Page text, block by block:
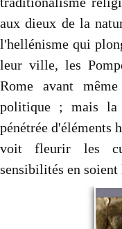
aux dieux de la
l'hellénisme qui
leur ville, les
Rome avant
politique ; mais la
pénétrée d'éléments
voit fleurir les
sensibilités en soient